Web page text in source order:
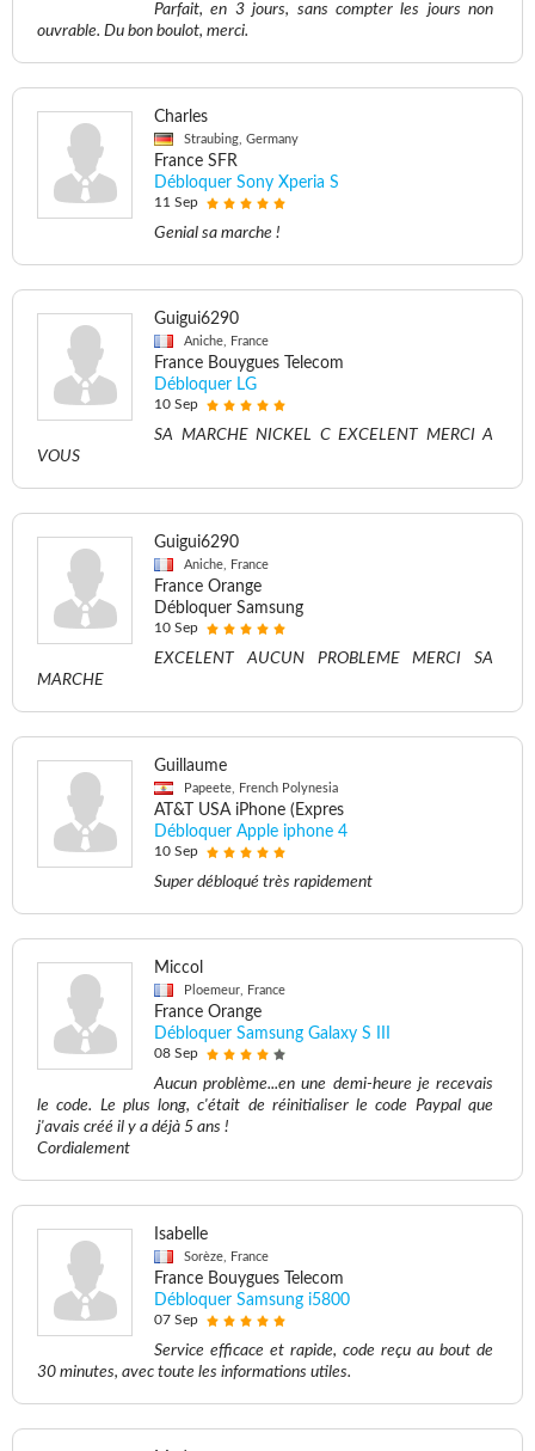
Parfait, en 3 jours, sans compter les jours non
ouvrable. Du bon boulot, merci.
Charles
Straubing, Germany
France SFR
Débloquer Sony Xperia S
11 Sep
Genial sa marche !
Guigui6290
Aniche, France
France Bouygues Telecom
Débloquer LG
10 Sep
SA MARCHE NICKEL C EXCELENT MERCI A
VOUS
Guigui6290
Aniche, France
France Orange
Débloquer Samsung
10 Sep
EXCELENT AUCUN PROBLEME MERCI SA
MARCHE
Guillaume
Papeete, French Polynesia
AT&T USA iPhone (Expres
Débloquer Apple iphone 4
10 Sep
Super débloqué très rapidement
Miccol
Ploemeur, France
France Orange
Débloquer Samsung Galaxy S III
08 Sep
Aucun problème...en une demi-heure je recevais
le code. Le plus long, c'était de réinitialiser le code Paypal que
j'avais créé il y a déjà 5 ans !
Cordialement
Isabelle
Sorèze, France
France Bouygues Telecom
Débloquer Samsung i5800
07 Sep
Service efficace et rapide, code reçu au bout de
30 minutes, avec toute les informations utiles.